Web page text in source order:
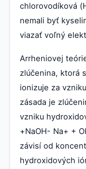
chlorovodíková
nemali byť
viazať voľný
Arrheniovej
zlúčenina, ktorá
ionizuje za
zásada je
vzniku
+NaOH- Na+ +
závisí od
hydroxidových